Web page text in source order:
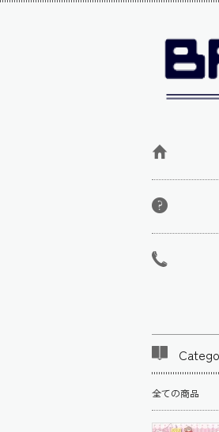
全ての商品